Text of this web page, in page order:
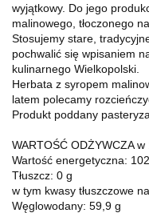
wyjątkowy. Do jego
malinowego, tłoczonego
Stosujemy stare,
pochwalić się wpisaniem
kulinarnego Wielkopolski.
Herbata z syropem
latem polecamy
Produkt poddany
WARTOŚĆ ODŻYWCZA w
Wartość energetyczna:
Tłuszcz: 0 g
w tym kwasy tłuszczowe
Węglowodany: 59,9 g